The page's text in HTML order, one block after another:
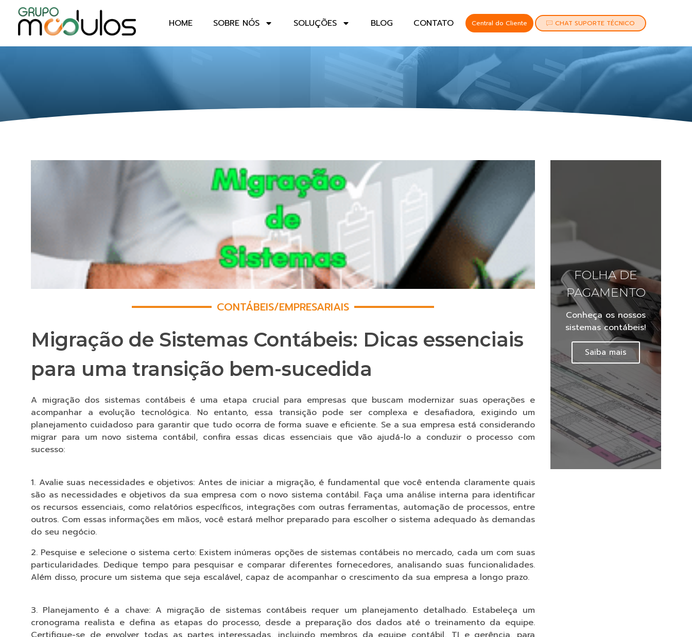
HOME SOBRE NÓS SOLUÇÕES BLOG CONTATO Central do Cliente CHAT SUPORTE TÉCNICO
CONTÁBEIS/EMPRESARIAIS
Migração de Sistemas Contábeis: Dicas essenciais
para uma transição bem-sucedida
A migração dos sistemas contábeis é uma etapa crucial para empresas que buscam modernizar suas operações e
acompanhar a evolução tecnológica. No entanto, essa transição pode ser complexa e desafiadora, exigindo um
planejamento cuidadoso para garantir que tudo ocorra de forma suave e eficiente. Se a sua empresa está considerando
migrar para um novo sistema contábil, confira essas dicas essenciais que vão ajudá-lo a conduzir o processo com
sucesso:
1. Avalie suas necessidades e objetivos: Antes de iniciar a migração, é fundamental que você entenda claramente quais
são as necessidades e objetivos da sua empresa com o novo sistema contábil. Faça uma análise interna para identificar
os recursos essenciais, como relatórios específicos, integrações com outras ferramentas, automação de processos, entre
outros. Com essas informações em mãos, você estará melhor preparado para escolher o sistema adequado às demandas
do seu negócio.
2. Pesquise e selecione o sistema certo: Existem inúmeras opções de sistemas contábeis no mercado, cada um com suas
particularidades. Dedique tempo para pesquisar e comparar diferentes fornecedores, analisando suas funcionalidades.
Além disso, procure um sistema que seja escalável, capaz de acompanhar o crescimento da sua empresa a longo prazo.
3. Planejamento é a chave: A migração de sistemas contábeis requer um planejamento detalhado. Estabeleça um
cronograma realista e defina as etapas do processo, desde a preparação dos dados até o treinamento da equipe.
FOLHA DE
PAGAMENTO
Conheça os nossos
sistemas contábeis!
Saiba mais